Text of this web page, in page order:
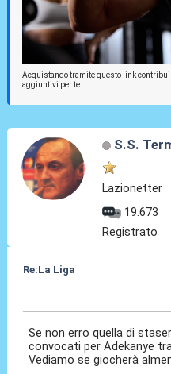
Acquistando tramite questo link
aggiuntivi per te.
S.S.
Lazionetter
19.673
Registrato
Re:La Liga
Se non erro quella di
convocati per Adekanye
Vediamo se giocherà